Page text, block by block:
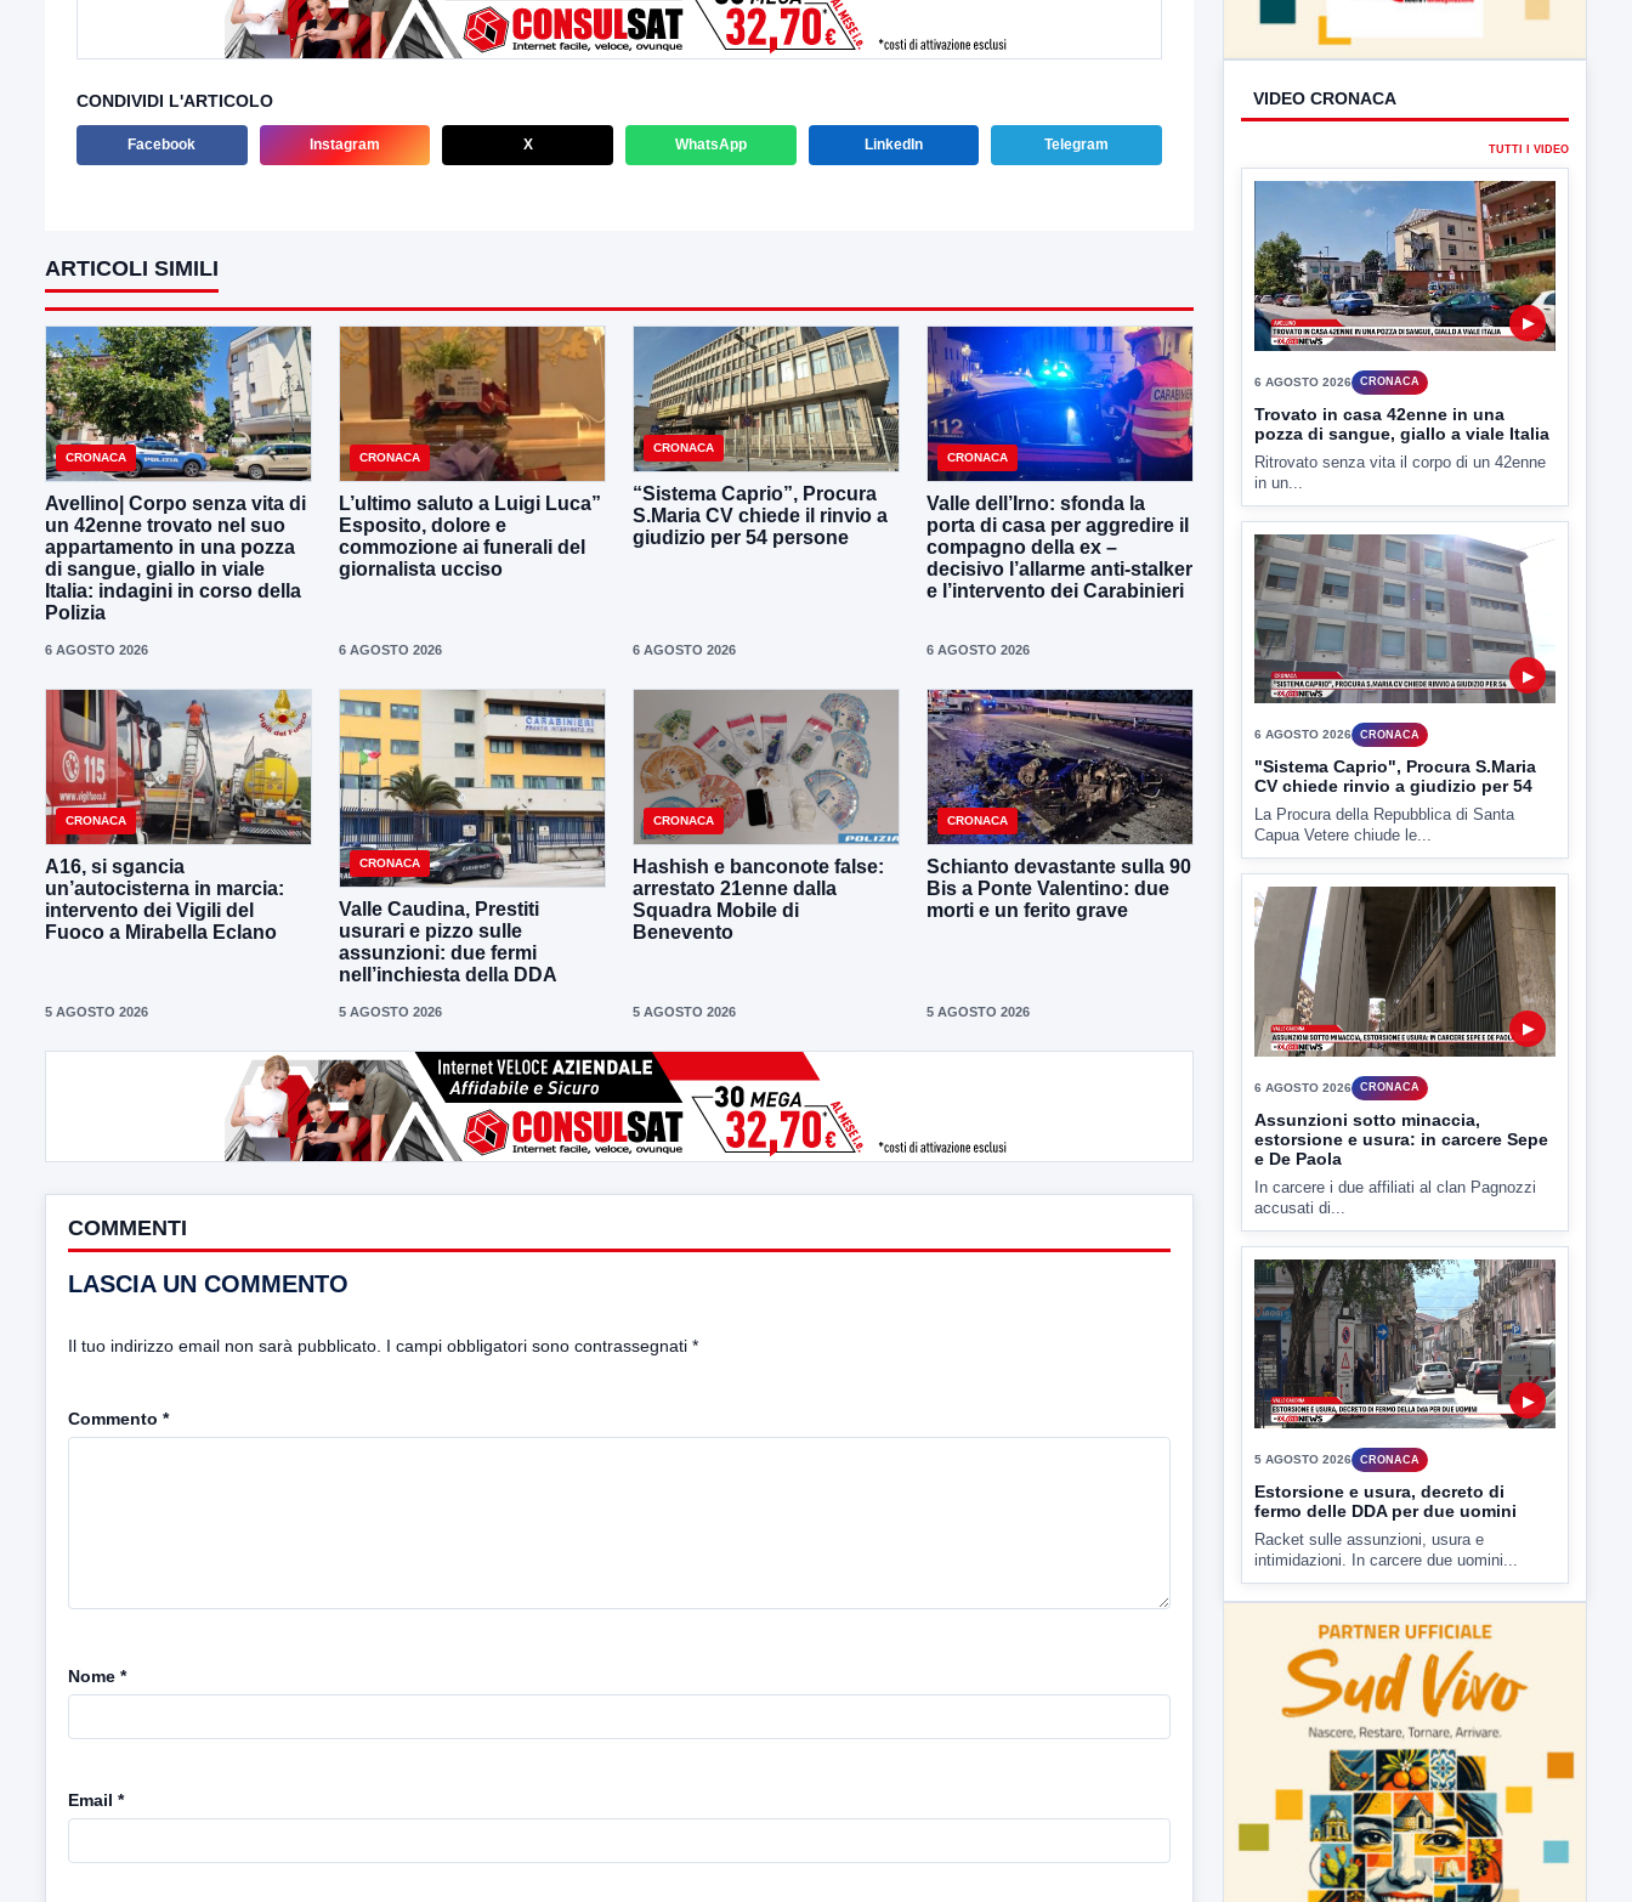
CONDIVIDI L'ARTICOLO
Facebook Instagram X WhatsApp LinkedIn Telegram
ARTICOLI SIMILI
CRONACA
Avellino| Corpo senza vita di
un 42enne trovato nel suo
appartamento in una pozza
di sangue, giallo in viale
Italia: indagini in corso della
Polizia
6 AGOSTO 2026
CRONACA
L’ultimo saluto a Luigi Luca”
Esposito, dolore e
commozione ai funerali del
giornalista ucciso
6 AGOSTO 2026
CRONACA
“Sistema Caprio”, Procura
S.Maria CV chiede il rinvio a
giudizio per 54 persone
6 AGOSTO 2026
CRONACA
Valle dell’Irno: sfonda la
porta di casa per aggredire il
compagno della ex –
decisivo l’allarme anti-stalker
e l’intervento dei Carabinieri
6 AGOSTO 2026
CRONACA
A16, si sgancia
un’autocisterna in marcia:
intervento dei Vigili del
Fuoco a Mirabella Eclano
5 AGOSTO 2026
CRONACA
Valle Caudina, Prestiti
usurari e pizzo sulle
assunzioni: due fermi
nell’inchiesta della DDA
5 AGOSTO 2026
CRONACA
Hashish e banconote false:
arrestato 21enne dalla
Squadra Mobile di
Benevento
5 AGOSTO 2026
CRONACA
Schianto devastante sulla 90
Bis a Ponte Valentino: due
morti e un ferito grave
5 AGOSTO 2026
COMMENTI
LASCIA UN COMMENTO
Il tuo indirizzo email non sarà pubblicato. I campi obbligatori sono contrassegnati *
Commento *
Nome *
Email *
VIDEO CRONACA
TUTTI I VIDEO
▶
6 AGOSTO 2026 CRONACA
Trovato in casa 42enne in una
pozza di sangue, giallo a viale Italia
Ritrovato senza vita il corpo di un 42enne
in un...
▶
6 AGOSTO 2026 CRONACA
"Sistema Caprio", Procura S.Maria
CV chiede rinvio a giudizio per 54
La Procura della Repubblica di Santa
Capua Vetere chiude le...
▶
6 AGOSTO 2026 CRONACA
Assunzioni sotto minaccia,
estorsione e usura: in carcere Sepe
e De Paola
In carcere i due affiliati al clan Pagnozzi
accusati di...
▶
5 AGOSTO 2026 CRONACA
Estorsione e usura, decreto di
fermo delle DDA per due uomini
Racket sulle assunzioni, usura e
intimidazioni. In carcere due uomini...